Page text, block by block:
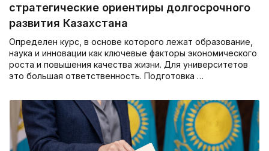
стратегические ориентиры долгосрочного
развития Казахстана
Определен курс, в основе которого лежат образование,
наука и инновации как ключевые факторы экономического
роста и повышения качества жизни. Для университетов
это большая ответственность. Подготовка …